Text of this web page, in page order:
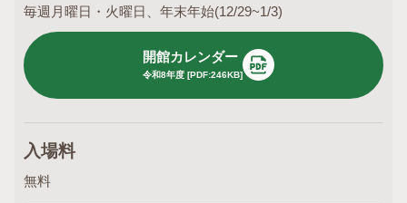
毎週月曜日・火曜日、年末年始(12/29~1/3)
開館カレンダー
令和8年度 [PDF:246KB]
入場料
無料